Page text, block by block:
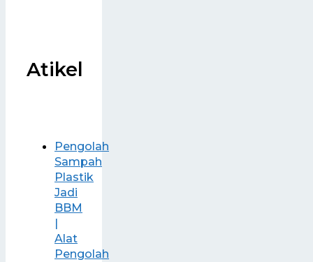
Atikel
Pengolah
Sampah
Plastik
Jadi
BBM
Alat
Pengolah